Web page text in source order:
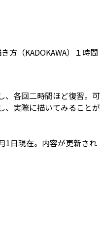
方（KADOKAWA）１時間
、各回二時間ほど復習。可
、実際に描いてみることが
1日現在。内容が更新され